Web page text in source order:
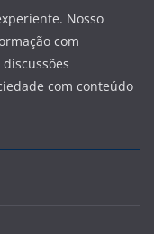
Nosso
com
com conteúdo